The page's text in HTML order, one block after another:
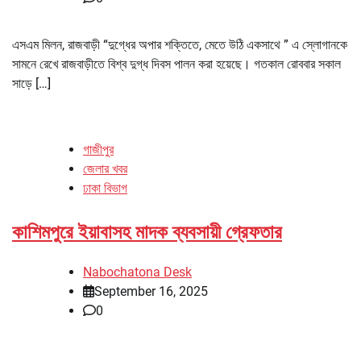
এসএম মিলন, রাজবাড়ী “দুগ্ধের অপার শক্তিতে, মেতে উঠি একসাথে ” এ স্লোগানকে
সামনে রেখে রাজবাড়ীতে বিশ্ব দুগ্ধ দিবস পালন করা হয়েছে। গতকাল রোববার সকাল
সাড়ে […]
গাজীপুর
জেলার খবর
ঢাকা বিভাগ
কাশিমপুরে ইয়াবাসহ মাদক ব্যবসায়ী গ্রেফতার
Nabochatona Desk
September 16, 2025
0